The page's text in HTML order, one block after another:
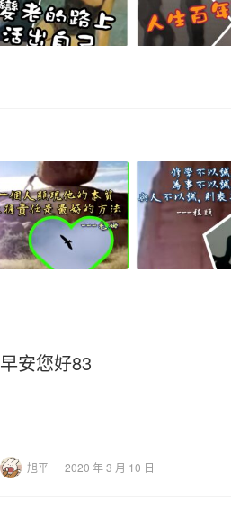
早安您好83
旭平 2020 年 3 月 10 日